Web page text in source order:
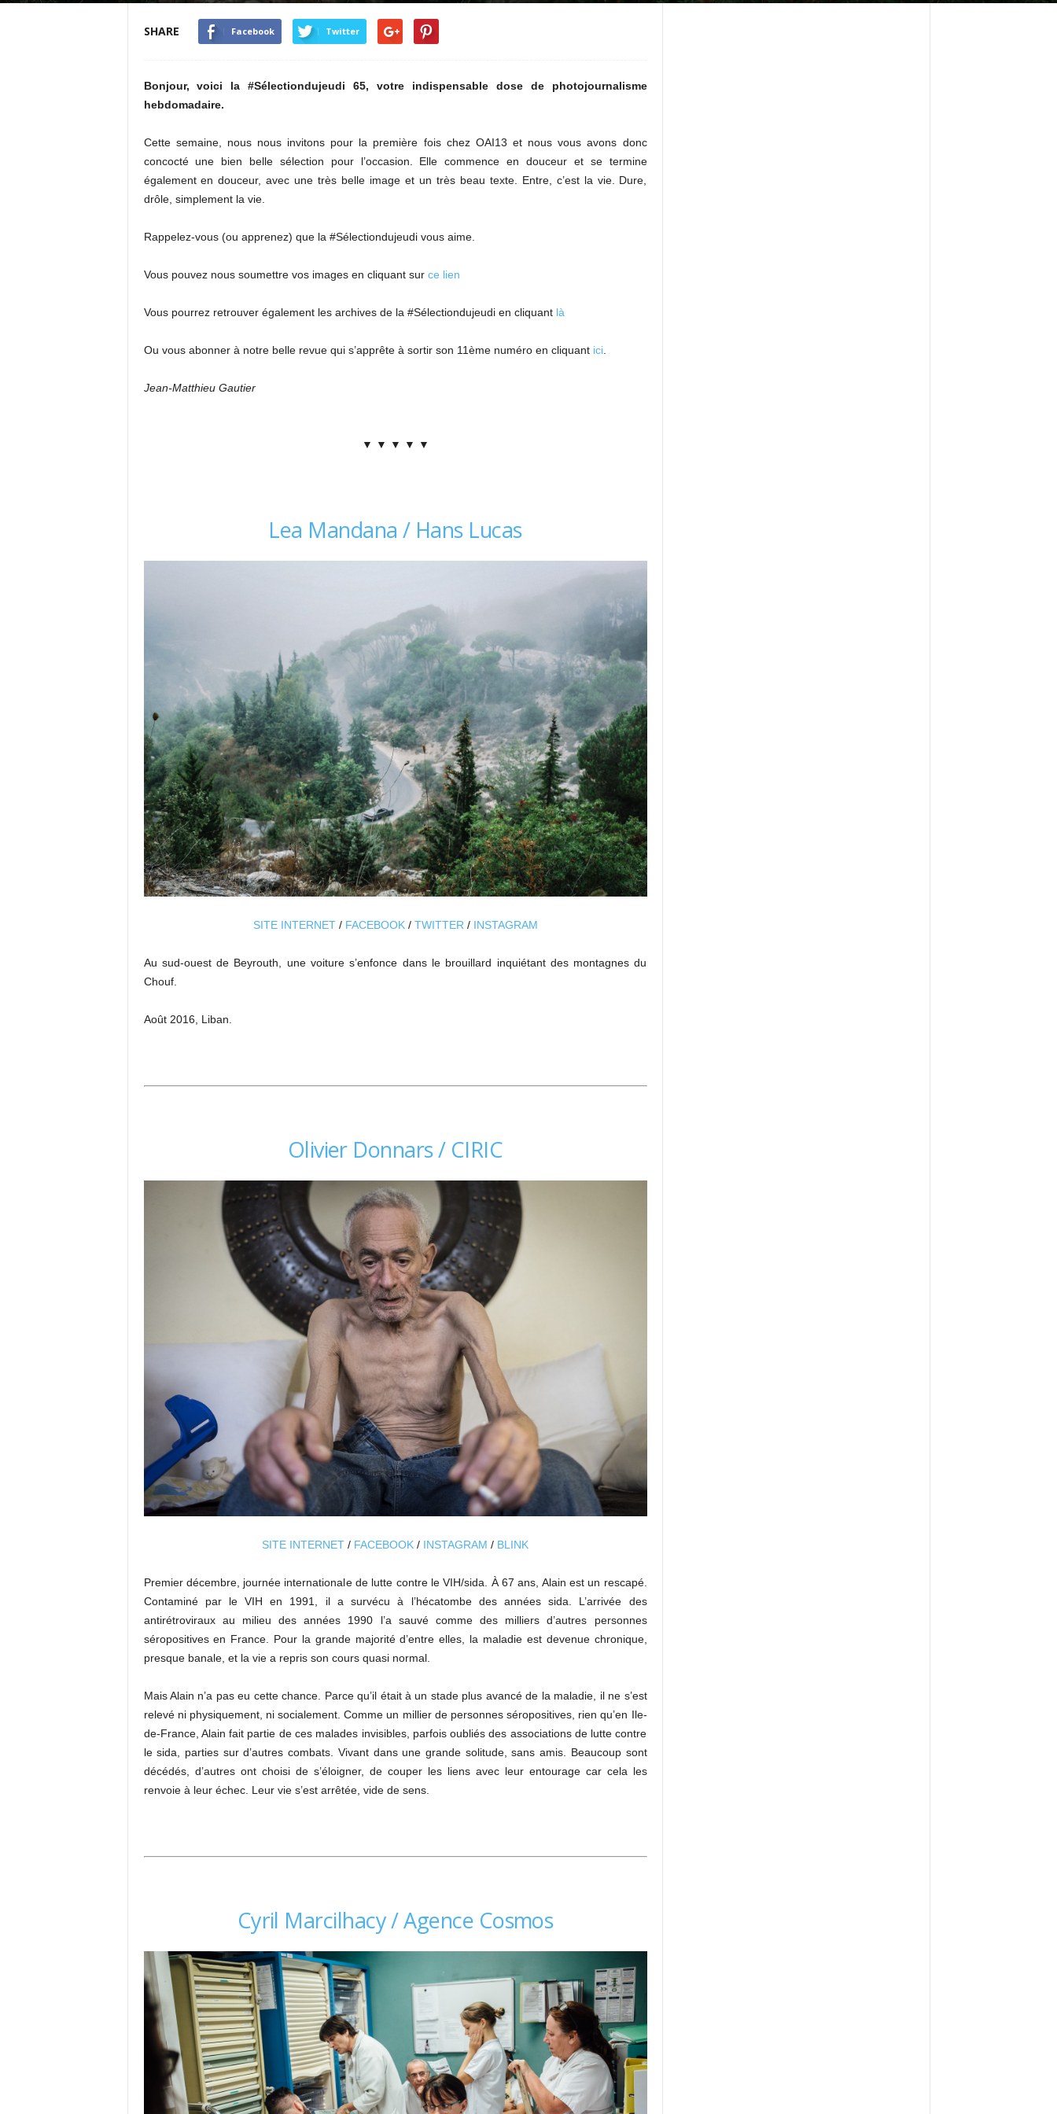
SHARE Facebook Twitter
Bonjour, voici la #Sélectiondujeudi 65, votre indispensable dose de photojournalisme
hebdomadaire.
Cette semaine, nous nous invitons pour la première fois chez OAI13 et nous vous avons donc
concocté une bien belle sélection pour l’occasion. Elle commence en douceur et se termine
également en douceur, avec une très belle image et un très beau texte. Entre, c’est la vie. Dure,
drôle, simplement la vie.
Rappelez-vous (ou apprenez) que la #Sélectiondujeudi vous aime.
Vous pouvez nous soumettre vos images en cliquant sur ce lien
Vous pourrez retrouver également les archives de la #Sélectiondujeudi en cliquant là
Ou vous abonner à notre belle revue qui s’apprête à sortir son 11ème numéro en cliquant ici.
Jean-Matthieu Gautier
▼ ▼ ▼ ▼ ▼
Lea Mandana / Hans Lucas
SITE INTERNET/ FACEBOOK/ TWITTER / INSTAGRAM
Au sud-ouest de Beyrouth, une voiture s’enfonce dans le brouillard inquiétant des montagnes du
Chouf.
Août 2016, Liban.
Olivier Donnars / CIRIC
SITE INTERNET / FACEBOOK / INSTAGRAM / BLINK
Premier décembre, journée internationale de lutte contre le VIH/sida. À 67 ans, Alain est un rescapé.
Contaminé par le VIH en 1991, il a survécu à l’hécatombe des années sida. L’arrivée des
antirétroviraux au milieu des années 1990 l’a sauvé comme des milliers d’autres personnes
séropositives en France. Pour la grande majorité d’entre elles, la maladie est devenue chronique,
presque banale, et la vie a repris son cours quasi normal.
Mais Alain n’a pas eu cette chance. Parce qu’il était à un stade plus avancé de la maladie, il ne s’est
relevé ni physiquement, ni socialement. Comme un millier de personnes séropositives, rien qu’en Ile-
de-France, Alain fait partie de ces malades invisibles, parfois oubliés des associations de lutte contre
le sida, parties sur d’autres combats. Vivant dans une grande solitude, sans amis. Beaucoup sont
décédés, d’autres ont choisi de s’éloigner, de couper les liens avec leur entourage car cela les
renvoie à leur échec. Leur vie s’est arrêtée, vide de sens.
Cyril Marcilhacy / Agence Cosmos